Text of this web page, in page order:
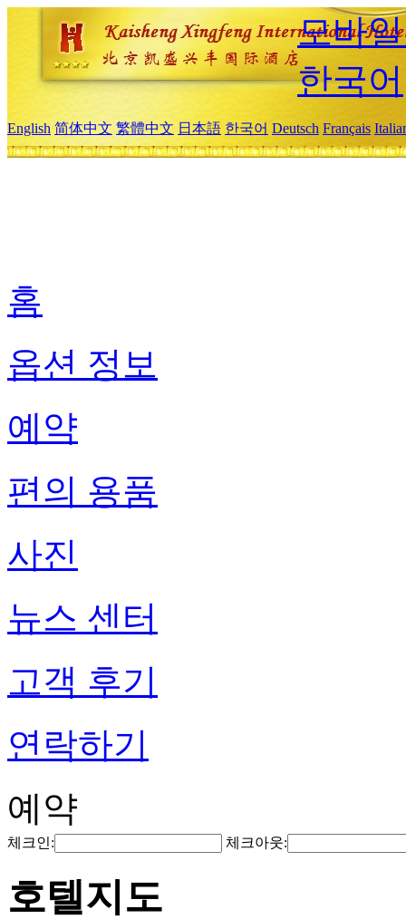
모바
한국어
English 简体中文 繁體中文 日本語 한국어 Deutsch Français
홈
옵션 정보
예약
편의 용품
사진
뉴스 센터
고객 후기
연락하기
예약
체크인: 체크아웃:
호텔지도